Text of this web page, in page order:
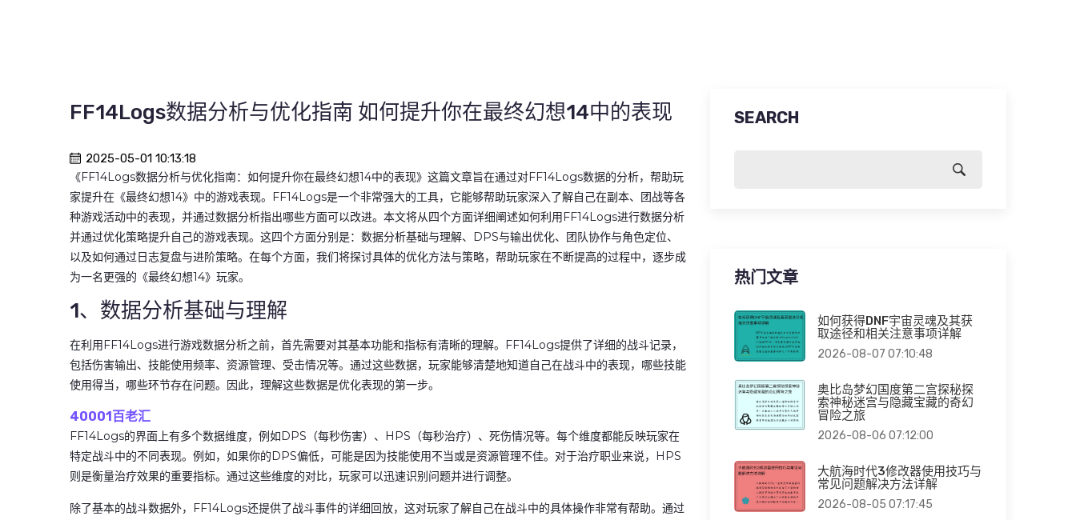
FF14Logs数据分析与优化指南 如何提升你在最终幻想14中的表现
2025-05-01 10:13:18
《FF14Logs数据分析与优化指南：如何提升你在最终幻想14中的表现》这篇文章旨在通过对FF14Logs数据的分析，帮助玩
家提升在《最终幻想14》中的游戏表现。FF14Logs是一个非常强大的工具，它能够帮助玩家深入了解自己在副本、团战等各
种游戏活动中的表现，并通过数据分析指出哪些方面可以改进。本文将从四个方面详细阐述如何利用FF14Logs进行数据分析
并通过优化策略提升自己的游戏表现。这四个方面分别是：数据分析基础与理解、DPS与输出优化、团队协作与角色定位、
以及如何通过日志复盘与进阶策略。在每个方面，我们将探讨具体的优化方法与策略，帮助玩家在不断提高的过程中，逐步成
为一名更强的《最终幻想14》玩家。
1、数据分析基础与理解
在利用FF14Logs进行游戏数据分析之前，首先需要对其基本功能和指标有清晰的理解。FF14Logs提供了详细的战斗记录，
包括伤害输出、技能使用频率、资源管理、受击情况等。通过这些数据，玩家能够清楚地知道自己在战斗中的表现，哪些技能
使用得当，哪些环节存在问题。因此，理解这些数据是优化表现的第一步。
40001百老汇
FF14Logs的界面上有多个数据维度，例如DPS（每秒伤害）、HPS（每秒治疗）、死伤情况等。每个维度都能反映玩家在
特定战斗中的不同表现。例如，如果你的DPS偏低，可能是因为技能使用不当或是资源管理不佳。对于治疗职业来说，HPS
则是衡量治疗效果的重要指标。通过这些维度的对比，玩家可以迅速识别问题并进行调整。
除了基本的战斗数据外，FF14Logs还提供了战斗事件的详细回放，这对玩家了解自己在战斗中的具体操作非常有帮助。通过
SEARCH
热门文章
如何获得DNF宇宙灵魂及其获
取途径和相关注意事项详解
2026-08-07 07:10:48
奥比岛梦幻国度第二宫探秘探
索神秘迷宫与隐藏宝藏的奇幻
冒险之旅
2026-08-06 07:12:00
大航海时代3修改器使用技巧与
常见问题解决方法详解
2026-08-05 07:17:45